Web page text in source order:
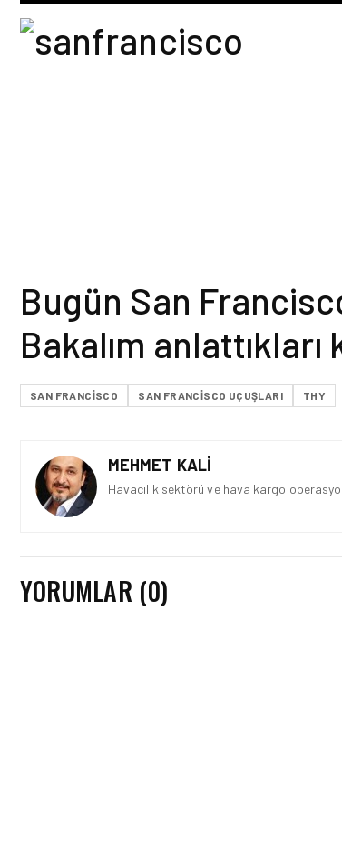
Bugün San
Bakalım
SAN FRANCISCO SAN FRANCISCO UÇUŞLARI THY
MEHMET KALI
Havacılık sektörü ve hava kargo
YORUMLAR (0)